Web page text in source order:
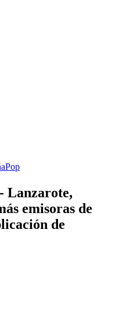
Pop
Lanzarote,
emisoras de
de